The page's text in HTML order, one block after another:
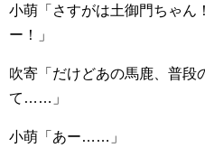
小萌「さすがは土御門ちゃん
ー！」
吹寄「だけどあの馬鹿、普段
て……」
小萌「あー……」